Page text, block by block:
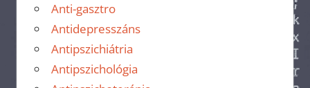
Anti-gasztro
Antidepresszáns
Antipszichiátria
Antipszichológia